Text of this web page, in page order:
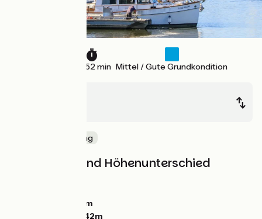
2 h 52 min Mittel / Gute Grundkondition
Die Küste entlang
Steigungen und Höhenunterschied
0m
42m